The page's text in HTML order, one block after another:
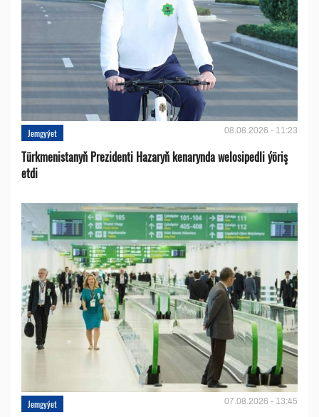
Jemgyýet 08.08.2026 - 11:23
Türkmenistanyň Prezidenti Hazaryň kenarynda welosipedli ýöriş
etdi
Jemgyýet 07.08.2026 - 13:45